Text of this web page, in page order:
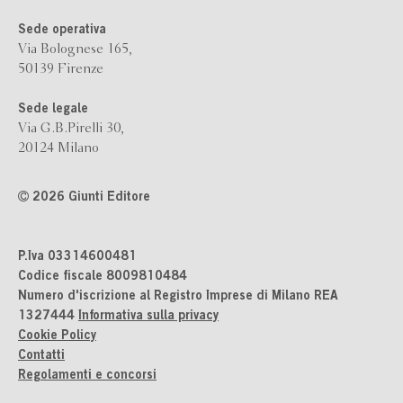
Sede operativa
Via Bolognese 165,
50139 Firenze
Sede legale
Via G.B.Pirelli 30,
20124 Milano
2026 Giunti Editore
P.Iva 03314600481
Codice fiscale 8009810484
Numero d'iscrizione al Registro Imprese di Milano REA
1327444 Informativa sulla privacy
Cookie Policy
Contatti
Regolamenti e concorsi